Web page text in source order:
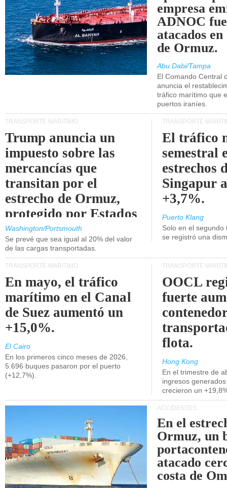
empresa
ADNOC
atacados
de Ormuz.
Abu Dabi/Tampa
El Comando Central
anuncia el
tráfico marítimo que
puertos iraníes.
TRANSPORTE MARÍTIMO
Trump anuncia un
impuesto sobre las
mercancías que
transitan por el
estrecho de Ormuz,
protegido por Estados
Unidos.
Washington/Portsmouth
Se prevé que sea igual al 20% del valor
de las cargas transportadas.
TRANSPORTE
El tráfico
semestral
estrechos
Singapur
+3,7%.
Puerto Klang
Solo en el
se registró una
TRANSPORTE MARÍTIMO
En mayo, el tráfico
marítimo en el Canal
de Suez aumentó un
+15,0%.
El Cairo
En los primeros cinco meses de 2026,
5.696 buques pasaron por el puerto
(+12,7%).
TRANSPORTE
OOCL
fuerte
flota.
Hong Kong
En el trimestre de
ingresos
crecieron un
ACCIDENTES
En el
Ormuz, un
atacado
costa de